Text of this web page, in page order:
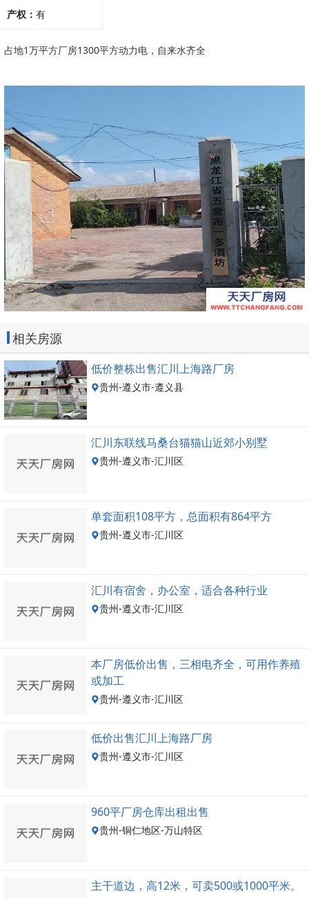
产权： 有
占地1万平方厂房1300平方动力电，自来水齐全
相关房源
低价整栋出售汇川上海路厂房
贵州-遵义市-遵义县
汇川东联线马桑台猫猫山近郊小别墅
贵州-遵义市-汇川区
单套面积108平方，总面积有864平方
贵州-遵义市-汇川区
汇川有宿舍，办公室，适合各种行业
贵州-遵义市-汇川区
本厂房低价出售，三相电齐全，可用作养殖
或加工
贵州-遵义市-汇川区
低价出售汇川上海路厂房
贵州-遵义市-汇川区
960平厂房仓库出租出售
贵州-铜仁地区-万山特区
主干道边，高12米，可卖500或1000平米。